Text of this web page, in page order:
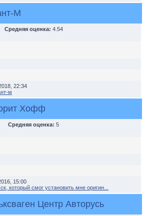
М
Средняя оценка: 4.54
22:34
м
Хофф
Средняя оценка: 5
15:00
который смог установить мне оригин...
Центр Авторусь